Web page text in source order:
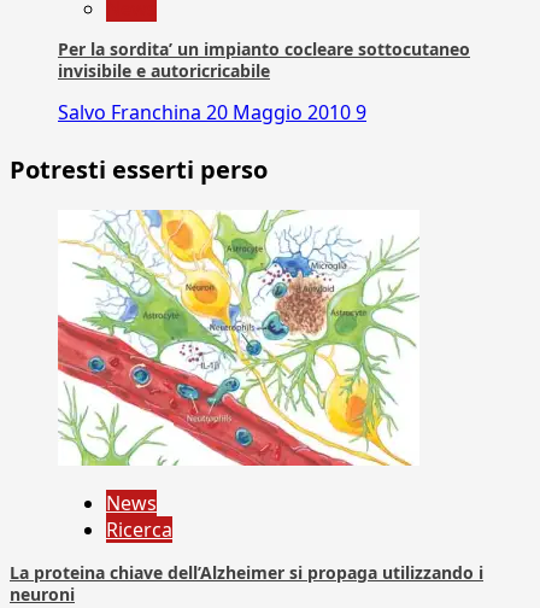
Per la sordita’ un impianto cocleare sottocutaneo
invisibile e autoricricabile
Salvo Franchina 20 Maggio 20109
Potresti esserti perso
News
Ricerca
La proteina chiave dell’Alzheimer si propaga utilizzando i
neuroni